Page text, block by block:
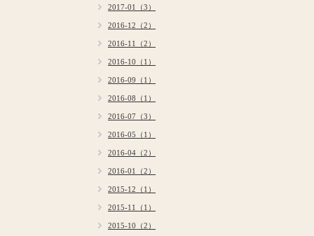
2017-01（3）
2016-12（2）
2016-11（2）
2016-10（1）
2016-09（1）
2016-08（1）
2016-07（3）
2016-05（1）
2016-04（2）
2016-01（2）
2015-12（1）
2015-11（1）
2015-10（2）